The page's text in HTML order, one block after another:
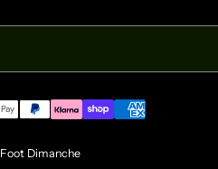
Foot Dimanche